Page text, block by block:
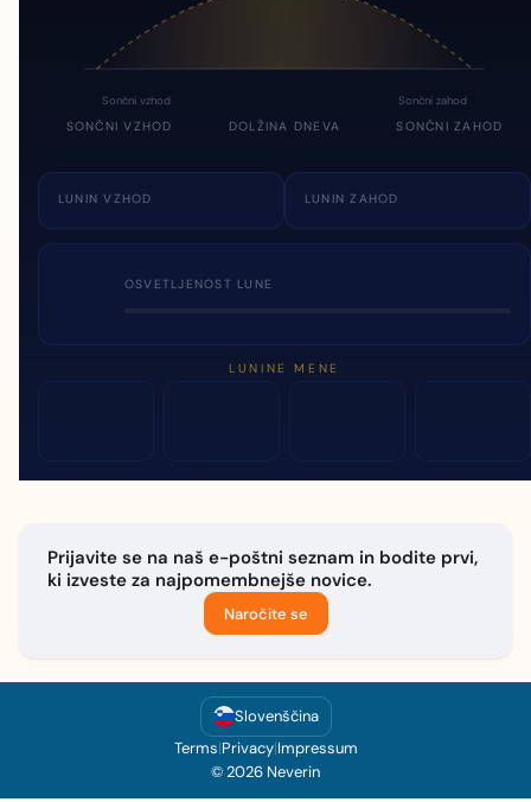
Sončni vzhod Sončni zahod
SONČNI VZHOD DOLŽINA DNEVA SONČNI ZAHOD
LUNIN VZHOD LUNIN ZAHOD
OSVETLJENOST LUNE
LUNINE MENE
Prijavite se na naš e-poštni seznam in bodite prvi,
ki izveste za najpomembnejše novice.
Naročite se
Slovenščina
Terms|Privacy|Impressum
© 2026 Neverin